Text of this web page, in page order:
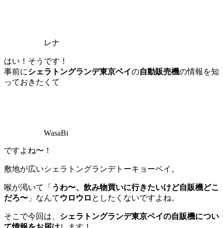
レナ
はい！そうです！
事前にシェラトングランデ東京ベイの自動販売機の情報を知
っておきたくて
WasaBi
ですよね〜！
敷地が広いシェラトングランデトーキョーベイ。
喉が渇いて「 うわ〜、飲み物買いに行きたいけど自販機どこ
だろ〜 」なんて ウロウロ としたくないですよね。
そこで今回は、 シェラトングランデ東京ベイの自販機につい